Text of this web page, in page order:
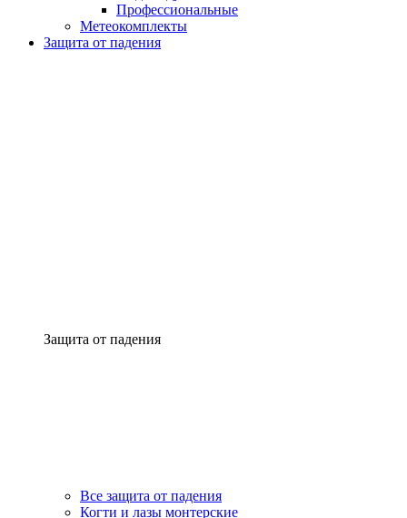
Профессиональные
Метеокомплекты
Защита от падения
Защита от падения
Все защита от падения
Когти и лазы монтерские